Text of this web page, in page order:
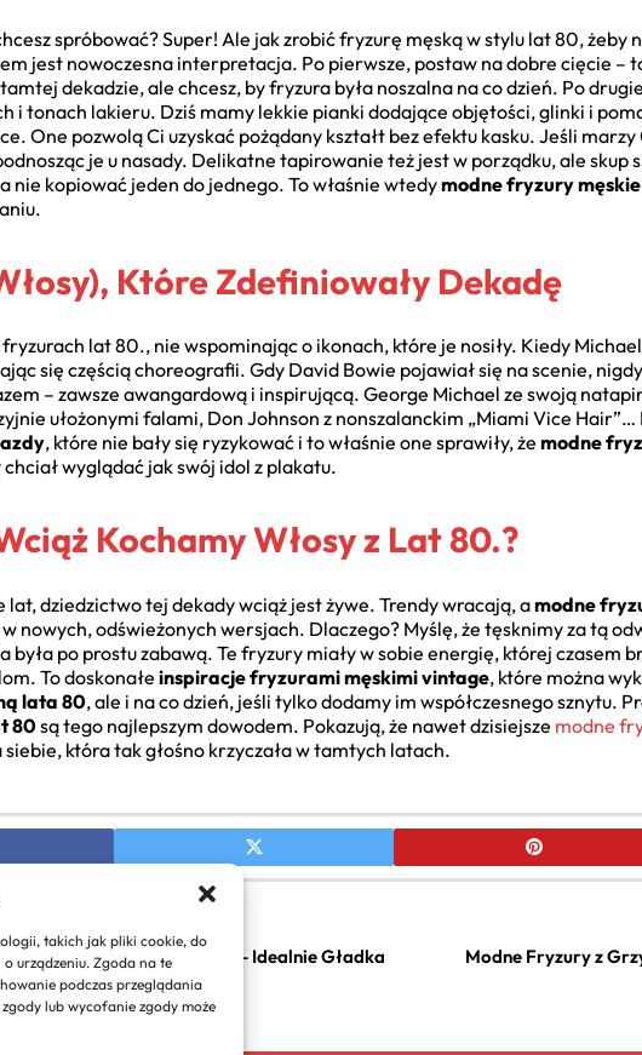
takich jak pliki cookie, do
urządzeniu. Zgoda na te
podczas przeglądania
lub wycofanie zgody może
spróbować? Super! Ale jak zrobić fryzurę męską w stylu lat 80, żeby
jest nowoczesna interpretacja. Po pierwsze, postaw na dobre cięcie –
dekadzie, ale chcesz, by fryzura była noszalna na co dzień. Po
i tonach lakieru. Dziś mamy lekkie pianki dodające objętości, glinki i
One pozwolą Ci uzyskać pożądany kształt bez efektu kasku. Jeśli marzy
je u nasady. Delikatne tapirowanie też jest w porządku, ale skup
nie kopiować jeden do jednego. To właśnie wtedymodne fryzury
Które Zdefiniowały Dekadę
lat 80., nie wspominając o ikonach, które je nosiły. Kiedy
się częścią choreografii. Gdy David Bowie pojawiał się na scenie,
– zawsze awangardową i inspirującą. George Michael ze swoją
ułożonymi falami, Don Johnson z nonszalanckim „Miami Vice Hair”…
, które nie bały się ryzykować i to właśnie one sprawiły, że modne
wyglądać jak swój idol z plakatu.
Kochamy Włosy z Lat 80.?
lat, dziedzictwo tej dekady wciąż jest żywe. Trendy wracają, amodne
nowych, odświeżonych wersjach. Dlaczego? Myślę, że tęsknimy za tą
była po prostu zabawą. Te fryzury miały w sobie energię, której czasem
To doskonałe inspiracje fryzurami męskimi vintage, które można
lata 80, ale i na co dzień, jeśli tylko dodamy im współczesnego sznytu.
80są tego najlepszym dowodem. Pokazują, że nawet dzisiejsze modne
która tak głośno krzyczała w tamtych latach.
Kucyk Krok po Kroku – Idealnie Gładka
Modne Fryzury z